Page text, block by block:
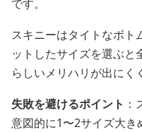
です。
スキニーはタイトなボト
ットしたサイズを選ぶと
らしいメリハリが出にく
失敗を避けるポイント
意図的に1〜2サイズ大き